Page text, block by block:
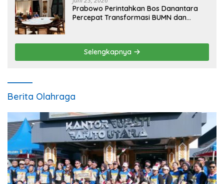
Prabowo Perintahkan Bos Danantara
Percepat Transformasi BUMN dan
Selengkapnya
Berita Olahraga